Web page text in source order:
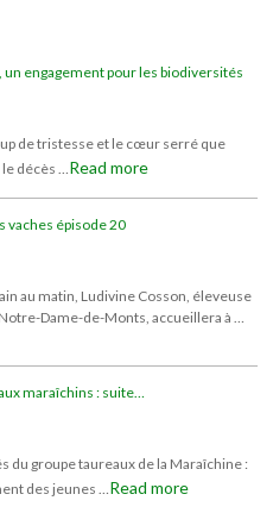
engagement pour les biodiversités
de tristesse et le cœur serré que
décès … Read more
vaches épisode 20
au matin, Ludivine Cosson, éleveuse
Dame-de-Monts, accueillera à …
maraîchins : suite…
du groupe taureaux de la Maraîchine :
des jeunes … Read more